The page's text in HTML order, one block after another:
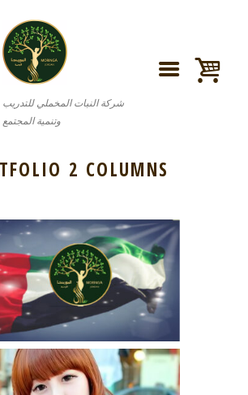
شركة النبات المخملي للتدريب
وتنمية المجتمع
2 COLUMNS
AUGUST 11, 2016
نظرا لتميزنا وتميز منتجاتنا والجودة العالية
مستوى عالي… ها هي الدول العربية تضع ثقتها
الأردني من جديد… وتتوالى الطلبات...